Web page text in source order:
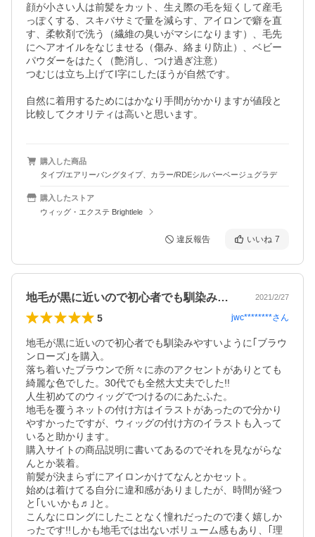
顔が小さい人は前髪をカット、生え際の毛を短くして産毛
っぽくする、スキバサミで量を減らす、アイロンで癖を直
す、柔軟剤で洗う（繊維の臭いがマシになります）、毛先
にヘアオイルをなじませる（傷み、絡まり防止）、ベビー
パウダーをはたく（艶消し、つけ過ぎ注意）
つむじは立ち上げてI字にしたほうが自然です。
自然に着用するためにはかなり手間がかかりますが値段と
比較してクオリティは高いと思います。
購入した商品
タイプ/エアリーバングタイプ、カラー/RDEシルバーベージュグラデ
購入したストア
ウィッグ・エクステ Brightlele
違反報告 いいね 7
地毛が黒に近いので初心者でも馴染みやす… 2021/2/27
5 jwc********さん
地毛が黒に近いので初心者でも馴染みやすいように｢ブラウ
ンローズ｣を購入。
落ち着いたブラウンで所々に赤のアクセントがありとても
綺麗な色でした。30代でも全然大丈夫でした!!
人生初めてのウィッグでつけるのにあたふた。
地毛を覆うネットの付け方はイラストがあったので分かり
やすかったですが、ウィッグの付け方のイラストも入って
いると助かります。
購入サイトの商品説明に書いてあるのでそれを見ながらな
んとか装着。
前髪が決まらずにアイロンかけてなんとかセット。
始めは着けてる自分に違和感がありましたが、時間が経つ
と｢いいかも♬｣と。
こんなにロングにしたことなく憧れだったので凄く嬉しか
ったです!!しかも地毛では出ないボリューム感もあり、｢理